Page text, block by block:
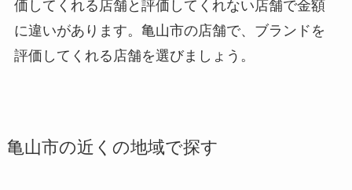
価してくれる店舗と評価してくれない店舗で金額
に違いがあります。亀山市の店舗で、ブランドを
評価してくれる店舗を選びましょう。
亀山市の近くの地域で探す